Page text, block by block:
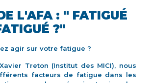
L'AFA : " FATIGUÉ
?"
agir sur votre fatigue ?
Treton (Institut des MICI), nous
facteurs de fatigue dans les